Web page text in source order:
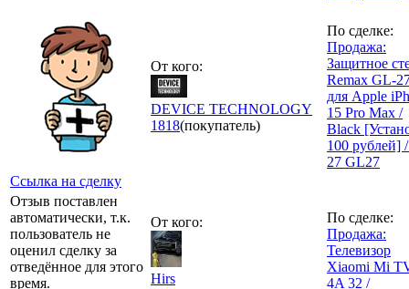
Ссылка на сделку
От кого:
DEVICE TECHNOLOGY
1818(покупатель)
По сделке:
Продажа:
Защитное
Remax GL-
для Apple
15 Pro Max /
Black
100 рублей]
27 GL27
Отзыв поставлен
автоматически, т.к.
пользователь не
оценил сделку за
отведённое для этого
время.
От кого:
Hirs
По сделке:
Продажа:
Телевизор
Xiaomi Mi
4A 32 /